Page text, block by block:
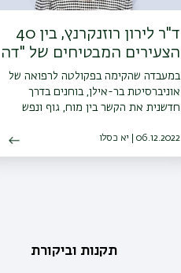
ד"ר לירון רוזנקרנץ, בין 40
הצעירים המבטיחים של "דה
מרקר"
במעבדה שהקימה בפקולטה לרפואה של
אוניברסיטת בר-אילן, בוחנים בדרך
חדשנית את הקשר בין מוח, גוף ונפש
06.12.2022 | יא כסלו
תקנות וביקורת